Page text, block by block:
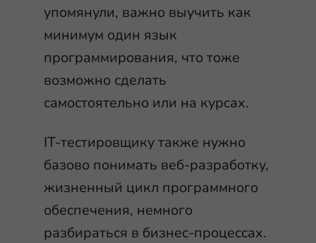
упомянули, важно выучить как
минимум один язык
программирования, что тоже
возможно сделать
самостоятельно или на курсах.
IT-тестировщику также нужно
базово понимать веб-разработку,
жизненный цикл программного
обеспечения, немного
разбираться в бизнес-процессах.